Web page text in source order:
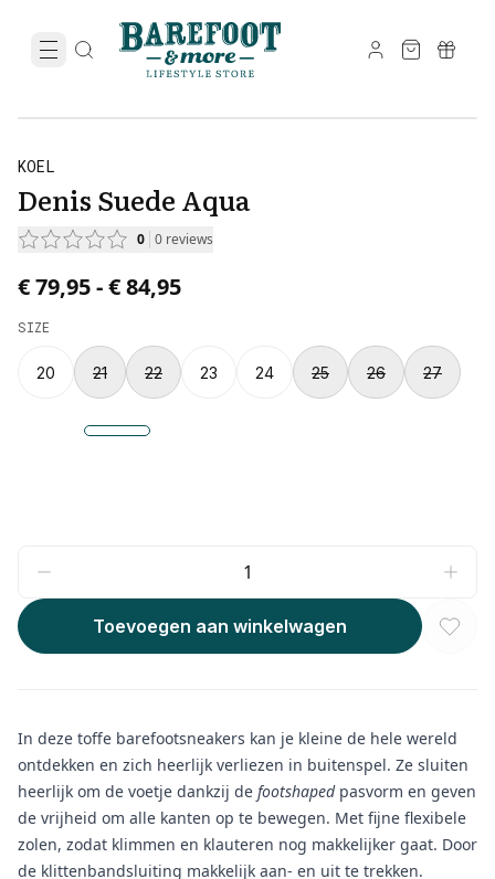
KOEL
Denis Suede Aqua
0 0 reviews
Price from € 79,95 to € 84,95.
€ 79,95-€ 84,95
SIZE
20 21 22 23 24 25 26 27
Toevoegen aan winkelwagen
In deze toffe barefootsneakers kan je kleine de hele wereld
ontdekken en zich heerlijk verliezen in buitenspel. Ze sluiten
heerlijk om de voetje dankzij de footshapedpasvorm en geven
de vrijheid om alle kanten op te bewegen. Met fijne flexibele
zolen, zodat klimmen en klauteren nog makkelijker gaat. Door
de klittenbandsluiting makkelijk aan- en uit te trekken.